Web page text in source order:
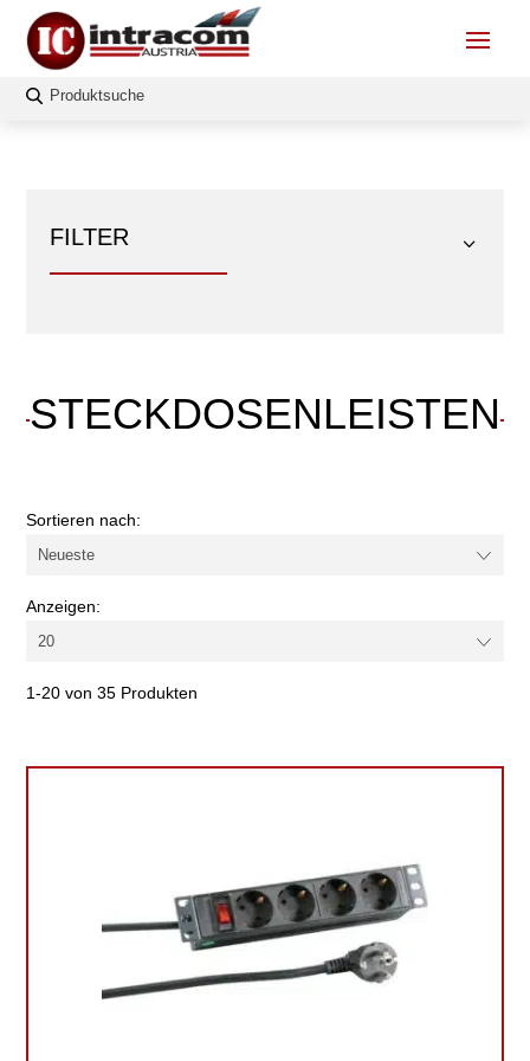
FILTER
FILTERN
STECKDOSENLEISTEN
Sortieren nach:
Anzeigen:
1-20 von 35 Produkten